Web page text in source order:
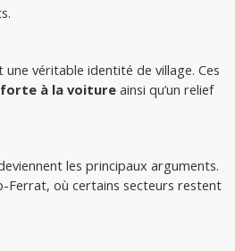
une véritable identité de village. Ces
forte à la voiture ainsi qu’un relief
les principaux arguments.